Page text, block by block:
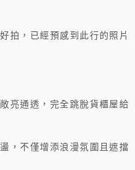
拍，已經預感到此行的照片
亮通透，完全跳脫貨櫃屋給
，不僅增添浪漫氛圍且遮擋